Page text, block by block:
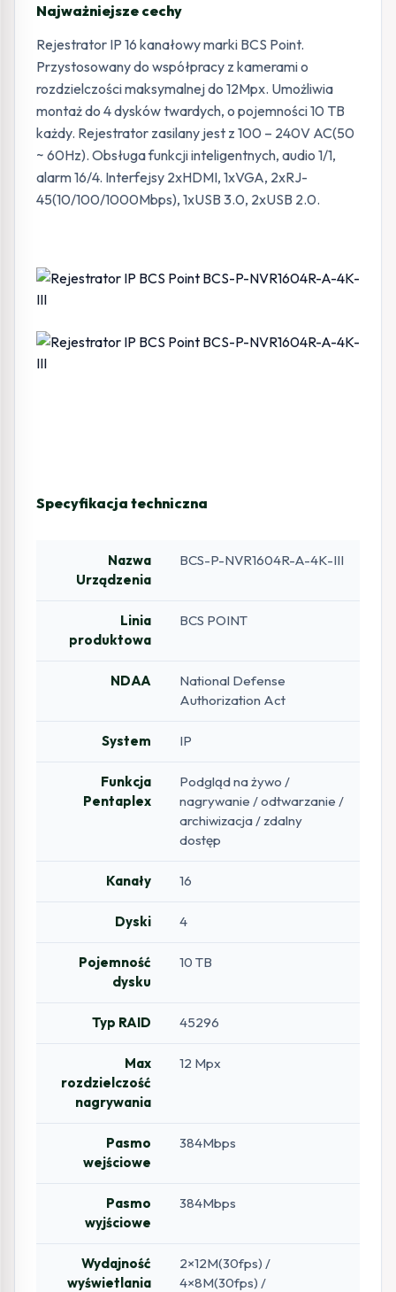
Najważniejsze cechy
Rejestrator IP 16 kanałowy marki BCS Point.
Przystosowany do współpracy z kamerami o
rozdzielczości maksymalnej do 12Mpx. Umożliwia
montaż do 4 dysków twardych, o pojemności 10 TB
każdy. Rejestrator zasilany jest z 100 – 240V AC(50
~ 60Hz). Obsługa funkcji inteligentnych, audio 1/1,
alarm 16/4. Interfejsy 2xHDMI, 1xVGA, 2xRJ-
45(10/100/1000Mbps), 1xUSB 3.0, 2xUSB 2.0.
Specyfikacja techniczna
Nazwa
Urządzenia
BCS-P-NVR1604R-A-4K-III
Linia
produktowa
BCS POINT
NDAA
National Defense
Authorization Act
System IP
Funkcja
Pentaplex
Podgląd na żywo /
nagrywanie / odtwarzanie /
archiwizacja / zdalny
dostęp
Kanały 16
Dyski 4
Pojemność
dysku
10 TB
Typ RAID 45296
Max
rozdzielczość
nagrywania
12 Mpx
Pasmo
wejściowe
384Mbps
Pasmo
wyjściowe
384Mbps
Wydajność
wyświetlania
2×12M(30fps) /
4×8M(30fps) /